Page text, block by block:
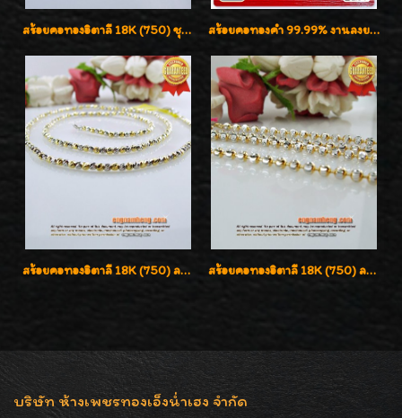
สร้อยคอทองอิตาลี 18K (750) ชุบ 3 สี แกะลายสวยรุ่นใหม่ ลายละเอียดเงาวิบวับค่ะ สร้อยคอทองคำ 99.99% งานลงยาสุโขทัยแท้ งานช่างทองโบราณ หรูหรา น่าสะสมค่ะ
สร้อยคอทองอิตาลี 18K (750) ลายสวยตัดเหลี่ยมคมชัด ใส่สวยน่ารักค่ะ สร้อยคอทองอิตาลี 18K (750) ลายยินตันแกะมูนคัดสวย ลายนี้เงามากๆค่ะ ใส่ทนแข็งแรง
บริษัท ห้างเพชรทองเอ็งน่ำเฮง จำกัด